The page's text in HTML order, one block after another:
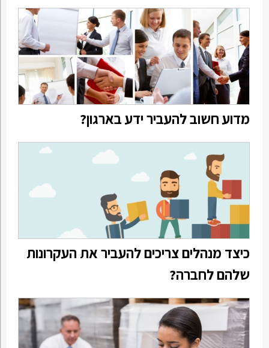
מדוע חשוב להעביר ידע בארגון?
כיצד מנהלים צריכים להעביר את העקרונות
שלהם לחברה?